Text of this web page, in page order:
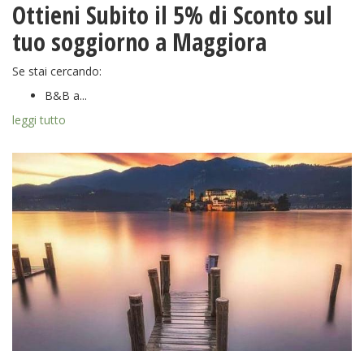
Ottieni Subito il 5% di Sconto sul
tuo soggiorno a Maggiora
Se stai cercando:
B&B a...
leggi tutto